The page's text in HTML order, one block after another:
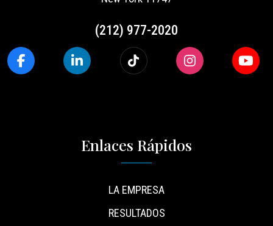
(212) 977-2020
Enlaces Rápidos
LA EMPRESA
RESULTADOS